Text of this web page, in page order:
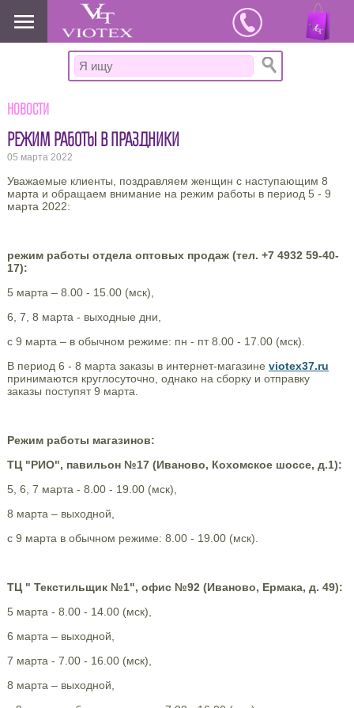
www.viotex37.ru
Новости
РЕЖИМ РАБОТЫ В ПРАЗДНИКИ
05 марта 2022
Уважаемые клиенты, поздравляем женщин с наступающим 8
марта и обращаем внимание на режим работы в период 5 - 9
марта 2022:
режим работы отдела оптовых продаж (тел. +7 4932 59-40-
17):
5 марта – 8.00 - 15.00 (мск),
6, 7, 8 марта - выходные дни,
с 9 марта – в обычном режиме: пн - пт 8.00 - 17.00 (мск).
В период 6 - 8 марта заказы в интернет-магазине viotex37.ru
принимаются круглосуточно, однако на сборку и отправку
заказы поступят 9 марта.
Режим работы магазинов:
ТЦ "РИО", павильон №17 (Иваново, Кохомское шоссе, д.1):
5, 6, 7 марта - 8.00 - 19.00 (мск),
8 марта – выходной,
с 9 марта в обычном режиме: 8.00 - 19.00 (мск).
ТЦ " Текстильщик №1", офис №92 (Иваново, Ермака, д. 49):
5 марта - 8.00 - 14.00 (мск),
6 марта – выходной,
7 марта - 7.00 - 16.00 (мск),
8 марта – выходной,